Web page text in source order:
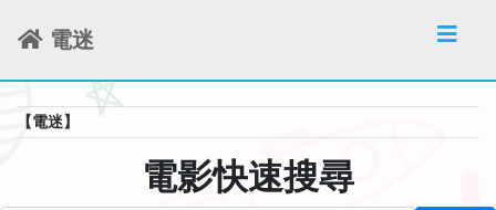
電迷
【電迷】
電影快速搜尋